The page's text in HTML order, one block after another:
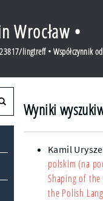
Wrocław •
lingtreff • Współczynnik
Wyniki
Kamil
polskim (na
Shaping of
the Polish